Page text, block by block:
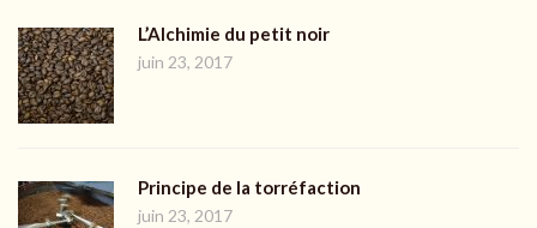
L’Alchimie du petit noir
juin 23, 2017
Principe de la torréfaction
juin 23, 2017